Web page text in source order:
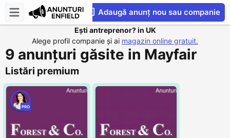
Adaugă anunț nou sau companie
CompaniesS
Ești antreprenor? in UK
Alege profil companie și ai magazin online gratuit.
9 anunțuri găsite in Mayfair
Listări premium
PRO